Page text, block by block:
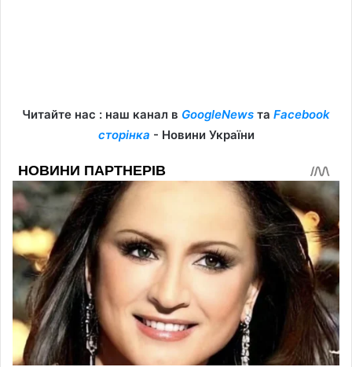
Читайте нас : наш канал в GoogleNews та Facebook
сторінка - Новини України